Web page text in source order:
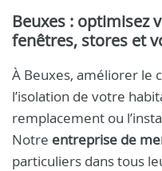
Beuxes : optimisez
fenêtres, stores et
À Beuxes, améliorer le
l’isolation de votre
remplacement ou
Notre entreprise de
particuliers dans tous